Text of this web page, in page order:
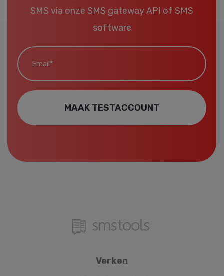
SMS via onze SMS gateway API of SMS
software
Email*
MAAK TESTACCOUNT
Verken